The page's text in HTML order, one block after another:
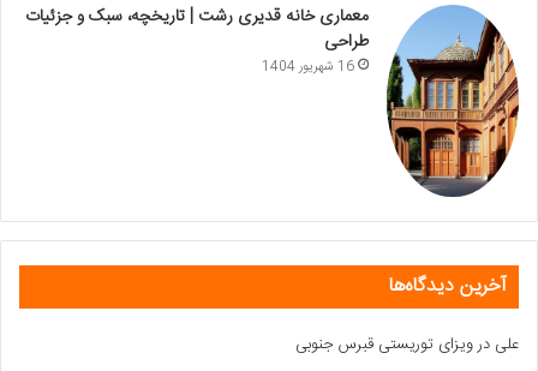
معماری خانه قدیری رشت | تاریخچه، سبک و جزئیات
طراحی
16 شهریور 1404
آخرین دیدگاه‌ها
علی درویزای توریستی قبرس جنوبی